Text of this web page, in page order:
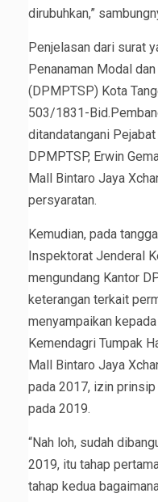
dirubuhkan,”
Penjelasan dari surat
Penanaman Modal
(DPMPTSP) Kota
503/1831-
ditandatangani
DPMPTSP, Erwin
Mall Bintaro Jaya
persyaratan.
Kemudian, pada
Inspektorat Jenderal
mengundang Kantor
keterangan terkait
menyampaikan
Kemendagri Tumpak
Mall Bintaro Jaya
pada 2017, izin
pada 2019.
“Nah loh, sudah
2019, itu tahap
tahap kedua